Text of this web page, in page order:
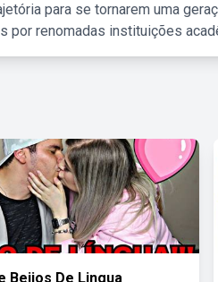
para se tornarem uma
por renomadas instituições
Beijos De Lingua